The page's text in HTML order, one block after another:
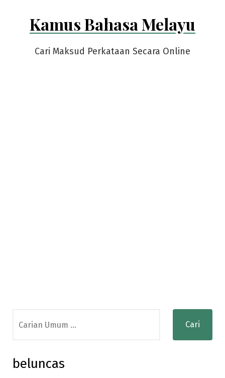
Kamus Bahasa Melayu
Cari Maksud Perkataan Secara Online
for:
beluncas